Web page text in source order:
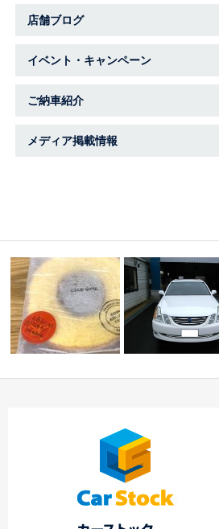
店舗ブログ
イベント・キャンペーン
ご納車紹介
メディア掲載情報
ット 御納車！！★…